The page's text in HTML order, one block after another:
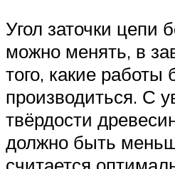
Угол заточки цепи
можно менять, в
того, какие работы
производиться. С
твёрдости
должно быть